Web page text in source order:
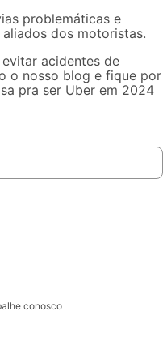
problemáticas e
dos motoristas.
acidentes de
o nosso blog e fique por
pra ser Uber em 2024
conosco